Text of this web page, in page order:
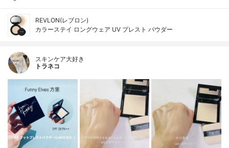
REVLON(レブロン)
カラーステイ ロングウェア UV プレスト パウダー
スキンケア大好き
トラネコ